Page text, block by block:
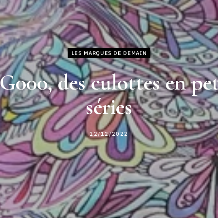
LES MARQUES DE DEMAIN
des culottes en
séries
12/12/2022